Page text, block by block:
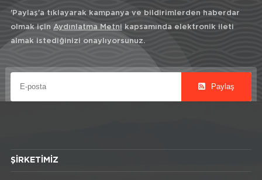
'Paylaş'a tıklayarak kampanya ve bildirimlerden haberdar
olmak için Aydınlatma Metni kapsamında elektronik ileti
almak istediğinizi onaylıyorsunuz.
Paylaş
ŞIRKETIMIZ